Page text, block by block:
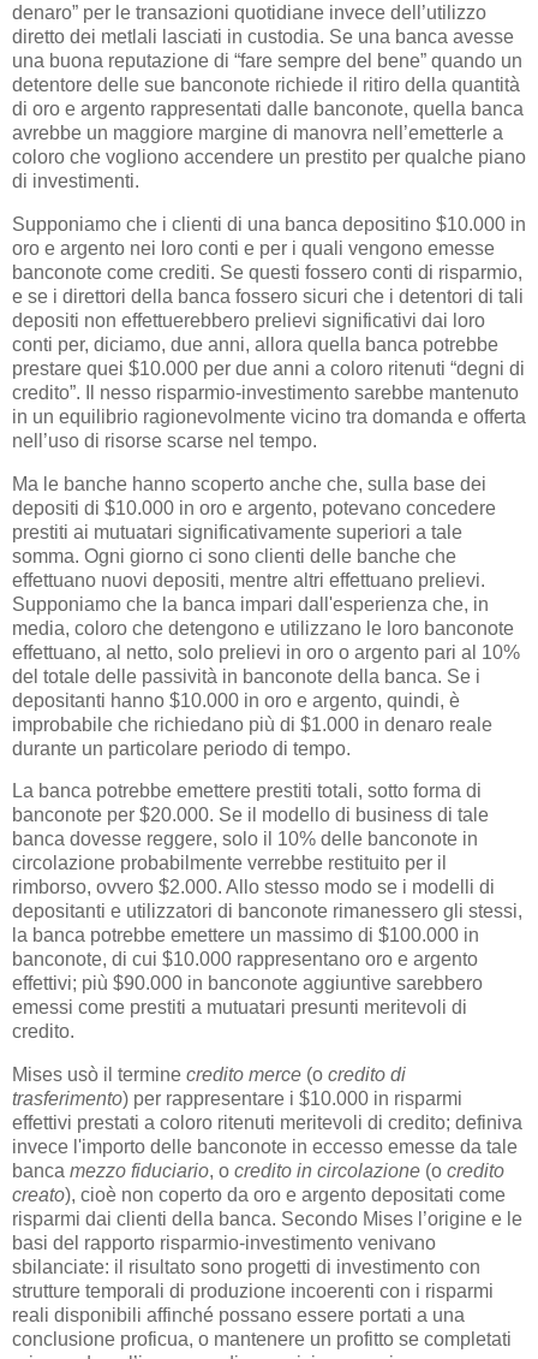
denaro” per le transazioni quotidiane invece dell’utilizzo
diretto dei metlali lasciati in custodia. Se una banca avesse
una buona reputazione di “fare sempre del bene” quando un
detentore delle sue banconote richiede il ritiro della quantità
di oro e argento rappresentati dalle banconote, quella banca
avrebbe un maggiore margine di manovra nell’emetterle a
coloro che vogliono accendere un prestito per qualche piano
di investimenti.
Supponiamo che i clienti di una banca depositino $10.000 in
oro e argento nei loro conti e per i quali vengono emesse
banconote come crediti. Se questi fossero conti di risparmio,
e se i direttori della banca fossero sicuri che i detentori di tali
depositi non effettuerebbero prelievi significativi dai loro
conti per, diciamo, due anni, allora quella banca potrebbe
prestare quei $10.000 per due anni a coloro ritenuti “degni di
credito”. Il nesso risparmio-investimento sarebbe mantenuto
in un equilibrio ragionevolmente vicino tra domanda e offerta
nell’uso di risorse scarse nel tempo.
Ma le banche hanno scoperto anche che, sulla base dei
depositi di $10.000 in oro e argento, potevano concedere
prestiti ai mutuatari significativamente superiori a tale
somma. Ogni giorno ci sono clienti delle banche che
effettuano nuovi depositi, mentre altri effettuano prelievi.
Supponiamo che la banca impari dall'esperienza che, in
media, coloro che detengono e utilizzano le loro banconote
effettuano, al netto, solo prelievi in ​​oro o argento pari al 10%
del totale delle passività in banconote della banca. Se i
depositanti hanno $10.000 in oro e argento, quindi, è
improbabile che richiedano più di $1.000 in denaro reale
durante un particolare periodo di tempo.
La banca potrebbe emettere prestiti totali, sotto forma di
banconote per $20.000. Se il modello di business di tale
banca dovesse reggere, solo il 10% delle banconote in
circolazione probabilmente verrebbe restituito per il
rimborso, ovvero $2.000. Allo stesso modo se i modelli di
depositanti e utilizzatori di banconote rimanessero gli stessi,
la banca potrebbe emettere un massimo di $100.000 in
banconote, di cui $10.000 rappresentano oro e argento
effettivi; più $90.000 in banconote aggiuntive sarebbero
emessi come prestiti a mutuatari presunti meritevoli di
credito.
Mises usò il termine credito merce (o credito di
trasferimento) per rappresentare i $10.000 in risparmi
effettivi prestati a coloro ritenuti meritevoli di credito; definiva
invece l'importo delle banconote in eccesso emesse da tale
banca mezzo fiduciario, o credito in circolazione (o credito
creato), cioè non coperto da oro e argento depositati come
risparmi dai clienti della banca. Secondo Mises l’origine e le
basi del rapporto risparmio-investimento venivano
sbilanciate: il risultato sono progetti di investimento con
strutture temporali di produzione incoerenti con i risparmi
reali disponibili affinché possano essere portati a una
conclusione proficua, o mantenere un profitto se completati